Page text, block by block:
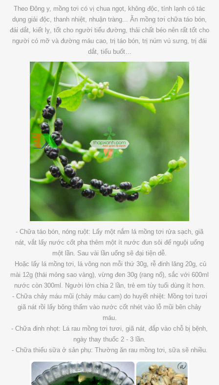
Theo Đông y, mồng tơi có vị chua ngọt, không độc, tính lạnh có tác
dụng giải độc, thanh nhiệt, nhuận tràng... Ăn mồng tơi chữa táo bón,
đái dắt, kiết lỵ, tốt cho người tiểu đường, thải chất béo nên rất tốt cho
người có mỡ và đường máu cao, trị táo bón, trị núm vú sưng, trị đái
dắt, tiểu buốt…
- Chữa táo bón, nóng ruột: Lấy một nắm lá mồng tơi rửa sạch, giã
nát, vắt lấy nước cốt pha thêm một ít nước đun sôi để nguội uống
một lần. Sau vài lần uống sẽ đại tiện dễ.
Hoặc lấy lá mồng tơi, lá vông non mỗi thứ 30g, rễ đinh lăng 20g, củ
mài 12g (thái mỏng sao vàng), vừng đen 30g (rang nổ), sắc với 600ml
nước còn 300ml. Người lớn chia 2 lần, trẻ em tùy tuổi dùng ít hơn.
- Chữa chảy máu mũi (chảy máu cam) do huyết nhiệt: Mồng tơi tươi
giã nát rồi lấy bông thấm vào nước cốt nhét vào lỗ mũi bên chảy
máu.
- Chữa đinh nhọt: Lá rau mồng tơi tươi, giã nát, đắp vào chỗ bị bệnh,
ngày thay thuốc 2 - 3 lần.
- Chữa thiếu sữa ở sản phụ: Thường ăn rau mồng tơi, sữa sẽ nhiều.